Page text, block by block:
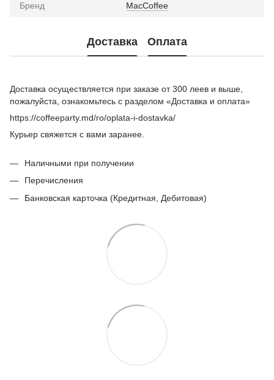
Бренд MacCoffee
Доставка Оплата
Доставка осуществляется при заказе от 300 леев и выше,
пожалуйста, ознакомьтесь с разделом «Доставка и оплата»
https://coffeeparty.md/ro/oplata-i-dostavka/
Курьер свяжется с вами заранее.
Наличными при получении
Перечисления
Банковская карточка (Кредитная, Дебитовая)